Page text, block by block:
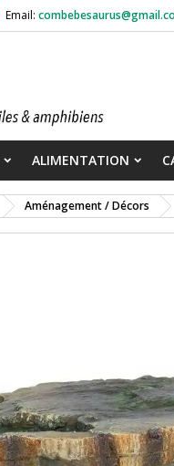
Email:
ALIMENTATION
Aménagement / Décors